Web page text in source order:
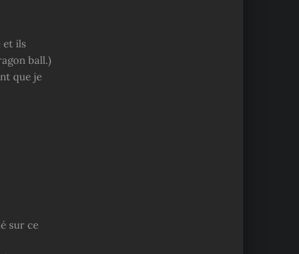
et ils
ball.)
que je
sur ce